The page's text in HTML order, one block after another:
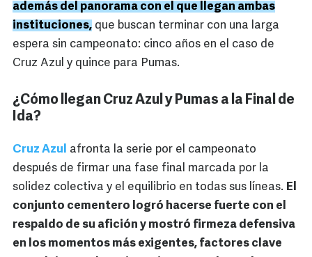
además del panorama con el que llegan ambas
instituciones, que buscan terminar con una larga
espera sin campeonato: cinco años en el caso de
Cruz Azul y quince para Pumas.
¿Cómo llegan Cruz Azul y Pumas a la Final de
Ida?
Cruz Azul afronta la serie por el campeonato
después de firmar una fase final marcada por la
solidez colectiva y el equilibrio en todas sus líneas. El
conjunto cementero logró hacerse fuerte con el
respaldo de su afición y mostró firmeza defensiva
en los momentos más exigentes, factores clave